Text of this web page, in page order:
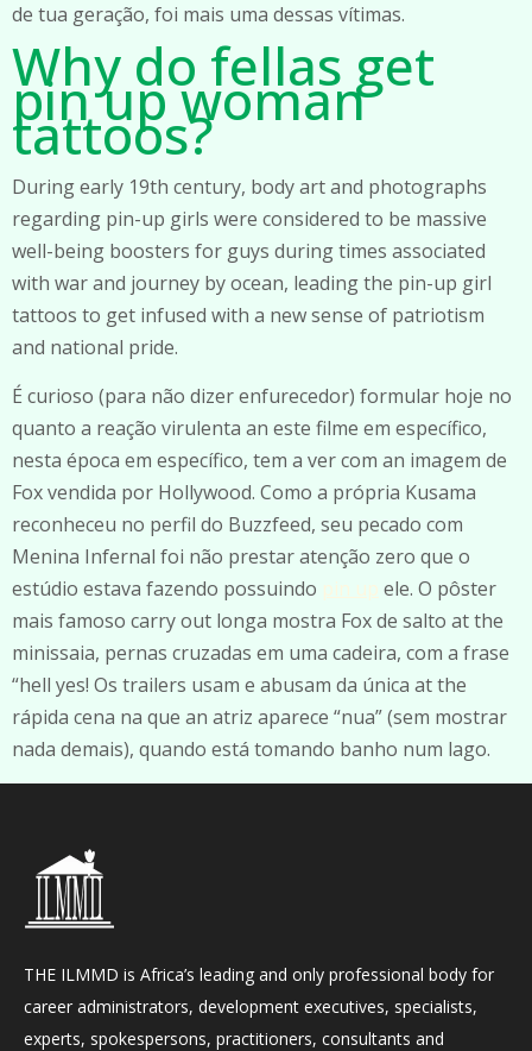
de tua geração, foi mais uma dessas vítimas.
Why do fellas get
pin up woman
tattoos?
During early 19th century, body art and photographs
regarding pin-up girls were considered to be massive
well-being boosters for guys during times associated
with war and journey by ocean, leading the pin-up girl
tattoos to get infused with a new sense of patriotism
and national pride.
É curioso (para não dizer enfurecedor) formular hoje no
quanto a reação virulenta an este filme em específico,
nesta época em específico, tem a ver com an imagem de
Fox vendida por Hollywood. Como a própria Kusama
reconheceu no perfil do Buzzfeed, seu pecado com
Menina Infernal foi não prestar atenção zero que o
estúdio estava fazendo possuindo
ele. O pôster
mais famoso carry out longa mostra Fox de salto at the
minissaia, pernas cruzadas em uma cadeira, com a frase
“hell yes! Os trailers usam e abusam da única at the
rápida cena na que an atriz aparece “nua” (sem mostrar
nada demais), quando está tomando banho num lago.
THE ILMMD is Africa’s leading and only professional body for
career administrators, development executives, specialists,
experts, spokespersons, practitioners, consultants and